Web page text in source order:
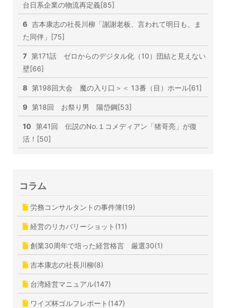
台日系企業の物流再定義[85]
6 吉本康志の社長川柳「謝謝老板、言われて明日も、ま
た同伴」[75]
7 第171話 ゼロからのデジタル化（10）団結と見えない
壁[66]
8 第198回大会 魔の入り口＞＜ 13番（目）ホール[61]
9 第18回 お祭り男 陽岱鋼[53]
10 第41回 伝説のNo.１コメディアン「猪哥亮」が復
活！[50]
コラム
労務コンサルタントの事件簿(19)
経営のリカバリーショット(11)
創業30周年で培った経営格言 厳選30(1)
吉本康志の社長川柳(8)
台湾経営マニュアル(147)
ワイズ杯ゴルフレポート(147)